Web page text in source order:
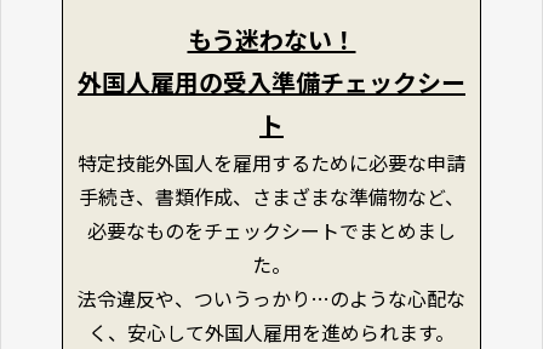
もう迷わない！
外国人雇用の受入準備チェックシー
ト
特定技能外国人を雇用するために必要な申請
手続き、書類作成、さまざまな準備物など、
必要なものをチェックシートでまとめまし
た。
法令違反や、ついうっかり…のような心配な
く、安心して外国人雇用を進められます。